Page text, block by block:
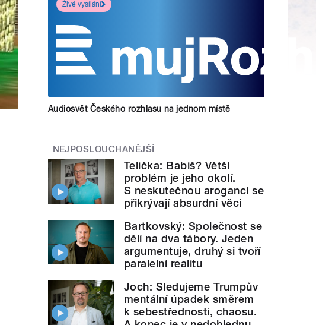
Živé vysílání
Audiosvět Českého rozhlasu na jednom místě
NEJPOSLOUCHANĚJŠÍ
Telička: Babiš? Větší
problém je jeho okolí.
S neskutečnou arogancí se
přikrývají absurdní věci
Bartkovský: Společnost se
dělí na dva tábory. Jeden
argumentuje, druhý si tvoří
paralelní realitu
Joch: Sledujeme Trumpův
mentální úpadek směrem
k sebestřednosti, chaosu.